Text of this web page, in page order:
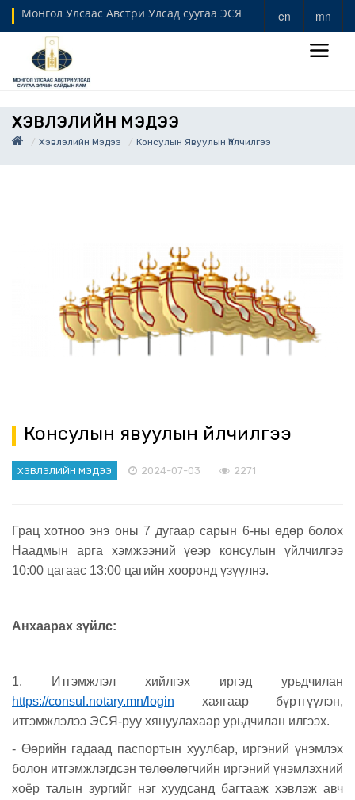
Монгол Улсаас Австри Улсад суугаа ЭСЯ en mn
ХЭВЛЭЛИЙН МЭДЭЭ
Хэвлэлийн Мэдээ Консулын Явуулын Үйлчилгээ
Консулын явуулын үйлчилгээ
ХЭВЛЭЛИЙН МЭДЭЭ 2024-07-03 2271
Грац хотноо энэ оны 7 дугаар сарын 6-ны өдөр болох
Наадмын арга хэмжээний үеэр консулын үйлчилгээ
10:00 цагаас 13:00 цагийн хооронд үзүүлнэ.
Анхаарах зүйлс:
1. Итгэмжлэл хийлгэх иргэд урьдчилан
https://consul.notary.mn/login хаягаар бүртгүүлэн,
итгэмжлэлээ ЭСЯ-руу хянуулахаар урьдчилан илгээх.
- Өөрийн гадаад паспортын хуулбар, иргэний үнэмлэх
болон итгэмжлэгдсэн төлөөлөгчийн иргэний үнэмлэхний
хоёр талын зургийг нэг хуудсанд багтааж хэвлэж авч